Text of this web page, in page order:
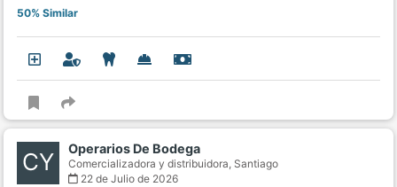
50% Similar
CY Operarios De Bodega
Comercializadora y distribuidora, Santiago
22 de Julio de 2026